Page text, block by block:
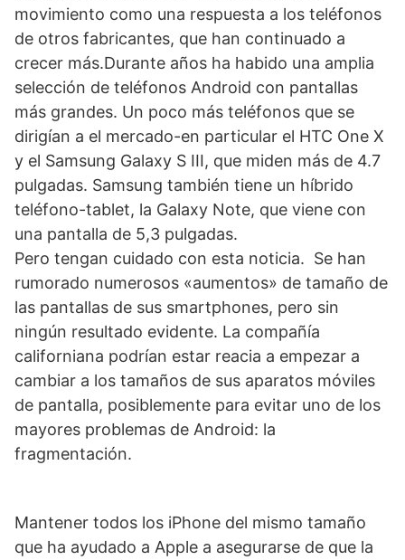
movimiento como una respuesta a los teléfonos
de otros fabricantes, que han continuado a
crecer más.Durante años ha habido una amplia
selección de teléfonos Android con pantallas
más grandes. Un poco más teléfonos que se
dirigían a el mercado-en particular el HTC One X
y el Samsung Galaxy S III, que miden más de 4.7
pulgadas. Samsung también tiene un híbrido
teléfono-tablet, la Galaxy Note, que viene con
una pantalla de 5,3 pulgadas.
Pero tengan cuidado con esta noticia. Se han
rumorado numerosos «aumentos» de tamaño de
las pantallas de sus smartphones, pero sin
ningún resultado evidente. La compañía
californiana podrían estar reacia a empezar a
cambiar a los tamaños de sus aparatos móviles
de pantalla, posiblemente para evitar uno de los
mayores problemas de Android: la
fragmentación.
Mantener todos los iPhone del mismo tamaño
que ha ayudado a Apple a asegurarse de que la